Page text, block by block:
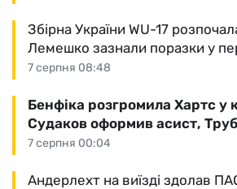
7 серпня 08:48
Збірна України WU-17
Лемешко зазнали поразки у
7 серпня 00:04
Бенфіка розгромила Хартс у
Судаков оформив асист,
Андерлехт на виїзді здолав